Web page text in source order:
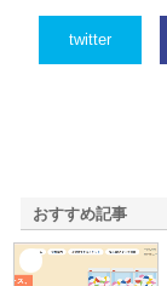
twitter
おすすめ記事